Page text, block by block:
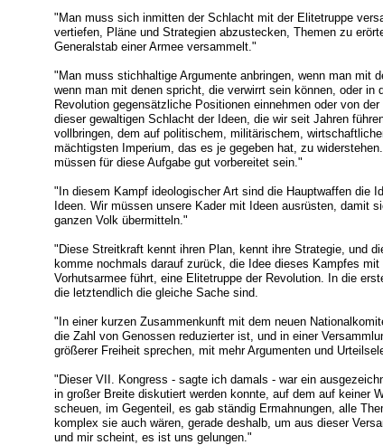
"Man muss sich inmitten der Schlacht mit der Elitetruppe
vertiefen, Pläne und Strategien abzustecken, Themen zu
Generalstab einer Armee versammelt."
"Man muss stichhaltige Argumente anbringen, wenn man mit
wenn man mit denen spricht, die verwirrt sein können, oder
Revolution gegensätzliche Positionen einnehmen oder von
dieser gewaltigen Schlacht der Ideen, die wir seit Jahren
vollbringen, dem auf politischem, militärischem,
mächtigsten Imperium, das es je gegeben hat, zu
müssen für diese Aufgabe gut vorbereitet sein."
"In diesem Kampf ideologischer Art sind die Hauptwaffen die
Ideen. Wir müssen unsere Kader mit Ideen ausrüsten, damit
ganzen Volk übermitteln."
"Diese Streitkraft kennt ihren Plan, kennt ihre Strategie, und
komme nochmals darauf zurück, die Idee dieses Kampfes
Vorhutsarmee führt, eine Elitetruppe der Revolution. In die
die letztendlich die gleiche Sache sind.
"In einer kurzen Zusammenkunft mit dem neuen
die Zahl von Genossen reduzierter ist, und in einer
größerer Freiheit sprechen, mit mehr Argumenten und
"Dieser VII. Kongress - sagte ich damals - war ein
in großer Breite diskutiert werden konnte, auf dem auf keiner
scheuen, im Gegenteil, es gab ständig Ermahnungen, alle
komplex sie auch wären, gerade deshalb, um aus dieser
und mir scheint, es ist uns gelungen."